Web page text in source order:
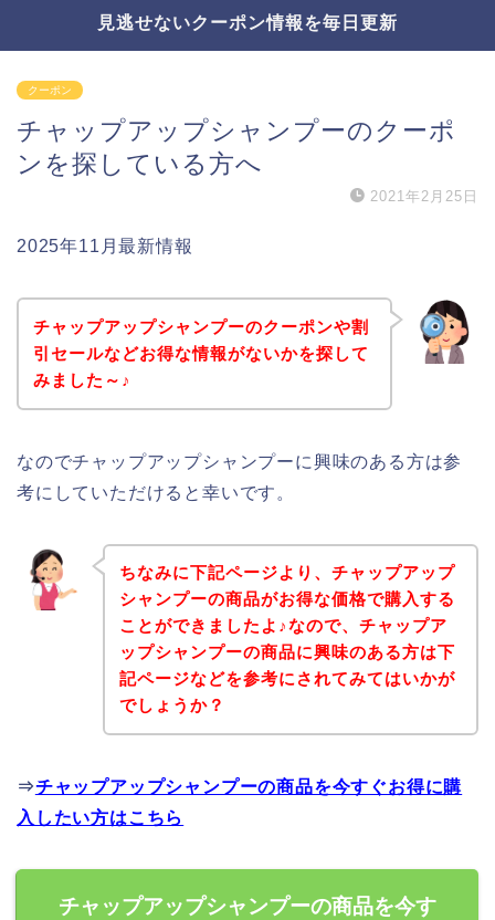
見逃せないクーポン情報を毎日更新
クーポン
チャップアップシャンプーのクーポ
ンを探している方へ
2021年2月25日
2025年11月最新情報
チャップアップシャンプーのクーポンや割
引セールなどお得な情報がないかを探して
みました～♪
なのでチャップアップシャンプーに興味のある方は参
考にしていただけると幸いです。
ちなみに下記ページより、チャップアップ
シャンプーの商品がお得な価格で購入する
ことができましたよ♪なので、チャップア
ップシャンプーの商品に興味のある方は下
記ページなどを参考にされてみてはいかが
でしょうか？
⇒チャップアップシャンプーの商品を今すぐお得に購
入したい方はこちら
チャップアップシャンプーの商品を今す